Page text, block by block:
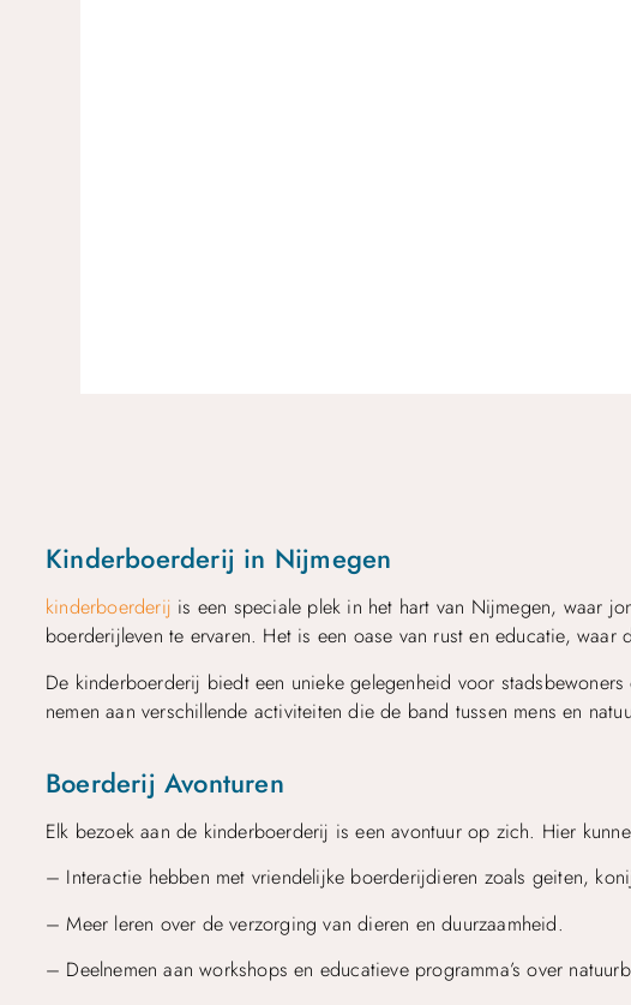
Kinderboerderij in Nijmegen
kinderboerderij is een speciale plek in het hart van Nijmegen, waar
boerderijleven te ervaren. Het is een oase van rust en educatie, waar
De kinderboerderij biedt een unieke gelegenheid voor
nemen aan verschillende activiteiten die de band tussen mens en
Boerderij Avonturen
Elk bezoek aan de kinderboerderij is een avontuur op zich. Hier
– Interactie hebben met vriendelijke boerderijdieren zoals geiten,
– Meer leren over de verzorging van dieren en duurzaamheid.
– Deelnemen aan workshops en educatieve programma’s over